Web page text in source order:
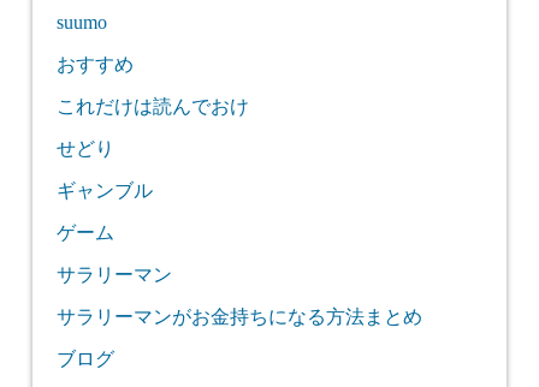
suumo
おすすめ
これだけは読んでおけ
せどり
ギャンブル
ゲーム
サラリーマン
サラリーマンがお金持ちになる方法まとめ
ブログ